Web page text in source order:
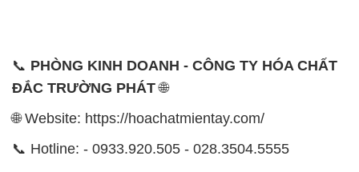
📞 PHÒNG KINH DOANH - CÔNG TY HÓA CHẤT
ĐẮC TRƯỜNG PHÁT🌐
🌐 Website: https://hoachatmientay.com/
📞 Hotline: - 0933.920.505 - 028.3504.5555